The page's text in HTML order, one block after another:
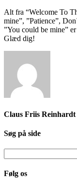
Alt fra “Welcome To
mine”, ”Patience”,
”You could be mine”
Glæd dig!
Claus Friis Reinhardt
Søg på side
Følg os